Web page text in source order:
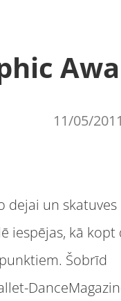
11/05/2011
dejai un skatuves
iespējas, kā kopt
Šobrīd